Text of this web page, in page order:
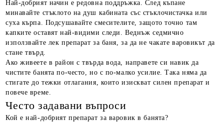
Най-добрият начин е редовна поддръжка. След къпане
минавайте стъклото на душ кабината със стъклочистачка или
суха кърпа. Подсушавайте смесителите, защото точно там
капките оставят най-видими следи. Веднъж седмично
използвайте лек препарат за баня, за да не чакате варовикът да
стане твърд.
Ако живеете в район с твърда вода, направете си навик да
чистите банята по-често, но с по-малко усилие. Така няма да
стигате до тежки отлагания, които изискват силен препарат и
повече време.
Често задавани въпроси
Кой е най-добрият препарат за варовик в банята?